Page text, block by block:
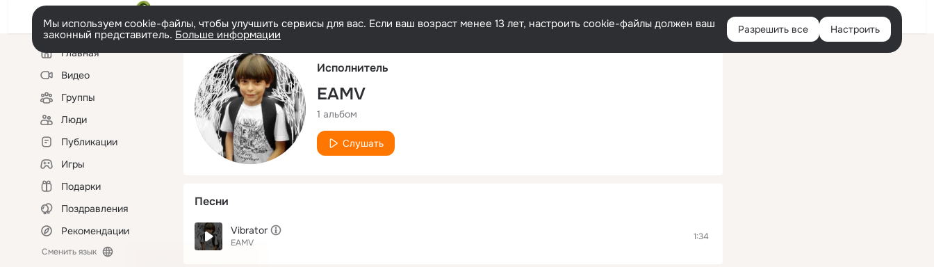
Русский Войти
Мы используем cookie-файлы, чтобы улучшить сервисы для вас. Если ваш возраст менее 13 лет, настроить cookie-файлы должен ваш
законный представитель. Больше информации Разрешить все Настроить
Левая
колонкаГлавная
Видео
Группы
Люди
Публикации
Игры
Подарки
Поздравления
Рекомендации
Сменить язык
Исполнитель
EAMV
1 альбом
Слушать
Песни
Vibrator
EAMV
1:34